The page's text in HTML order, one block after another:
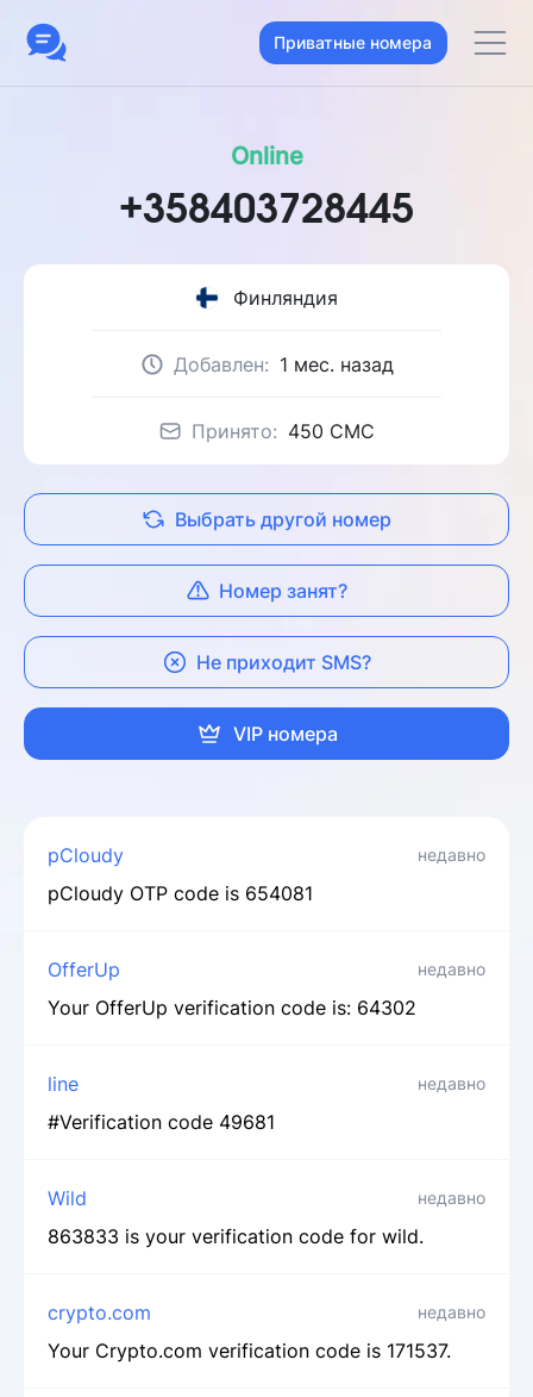
Приватные номера
Online
+358403728445
Финляндия
Добавлен: 1 мес. назад
Принято: 450 CMC
Выбрать другой номер
Номер занят?
Не приходит SMS?
VIP номера
pCloudy недавно
pCloudy OTP code is 654081
OfferUp недавно
Your OfferUp verification code is: 64302
line недавно
#Verification code 49681
Wild недавно
863833 is your verification code for wild.
crypto.com недавно
Your Crypto.com verification code is 171537.